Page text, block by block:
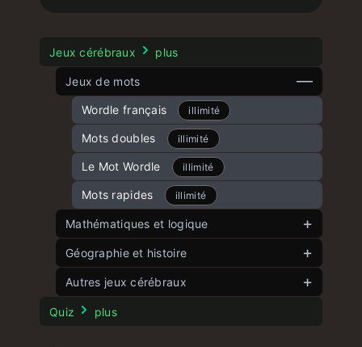
Jeux cérébraux plus
Jeux de mots
Wordle français illimité
Mots doubles illimité
Le Mot Wordle illimité
Mots rapides illimité
Mathématiques et logique
Jeu d’angle illimité
Cinq angles illimité
8 Puzzle
Géographie et histoire
Jeu des drapeaux
Jeu des pays
Autres jeux cérébraux
Test de Stroop
Quiz plus